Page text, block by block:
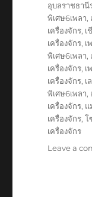
อุบลราชธานี
พิเศษ6เพลา,
เครื่องจักร, เ
เครื่องจักร, เ
พิเศษ6เพลา,
เครื่องจักร, เ
เครื่องจักร, เ
พิเศษ6เพลา,
เครื่องจักร, แ
เครื่องจักร,โ
เครื่องจักร
Leave a